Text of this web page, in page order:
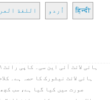
اللغة اُردو हिन्दी
ہائی لائٹ نیٹورک کا حصہ ہے۔
صورت میں کیا گیا ہے، سب